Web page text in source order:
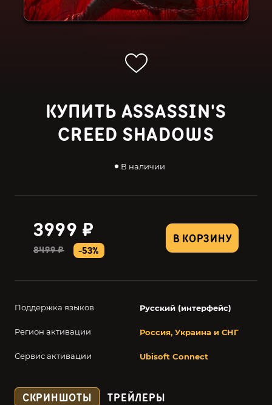
КУПИТЬ ASSASSIN'S
CREED SHADOWS
В наличии
В КОРЗИНУ
3999 ₽
8499 ₽ -53%
Поддержка языков Русский (интерфейс)
Регион активации Россия, Украина и СНГ
Сервис активации Ubisoft Connect
СКРИНШОТЫ ТРЕЙЛЕРЫ